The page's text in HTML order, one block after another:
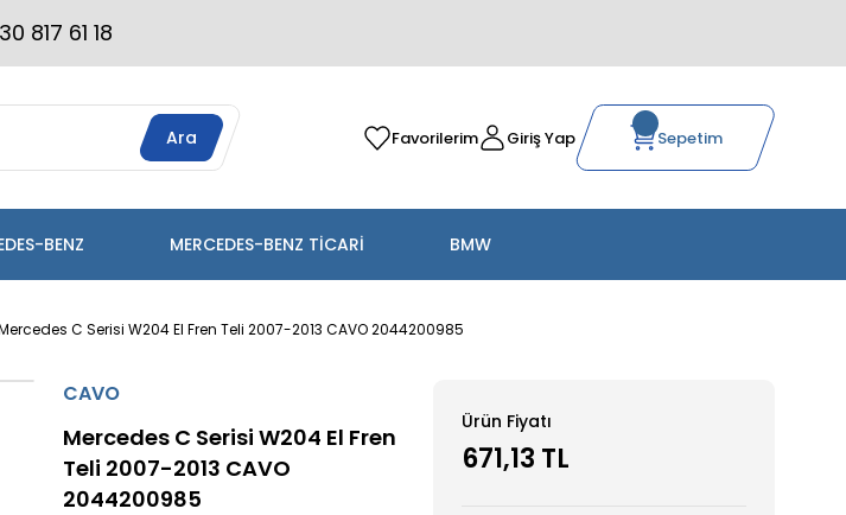
817 61 18
Ara Favorilerim Giriş Yap Sepetim
BENZ MERCEDES-BENZ TİCARİ BMW
C Serisi W204 El Fren Teli 2007-2013 CAVO 2044200985
CAVO
Mercedes C Serisi W204 El Fren
Teli 2007-2013 CAVO
2044200985
Ürün Fiyatı
671,13 TL